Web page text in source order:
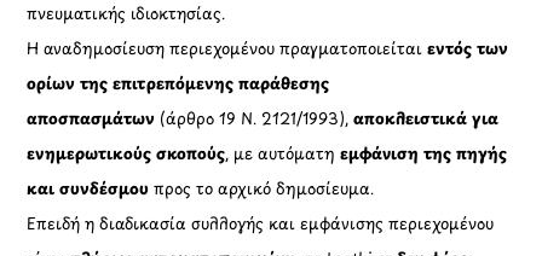
πνευματικής ιδιοκτησίας.
Η αναδημοσίευση περιεχομένου πραγματοποιείταιεντός των
ορίων της επιτρεπόμενης παράθεσης
αποσπασμάτων (άρθρο 19 Ν. 2121/1993), αποκλειστικά για
ενημερωτικούς σκοπούς, με αυτόματηεμφάνιση της πηγής
και συνδέσμου προς το αρχικό δημοσίευμα.
Επειδή η διαδικασία συλλογής και εμφάνισης περιεχομένου